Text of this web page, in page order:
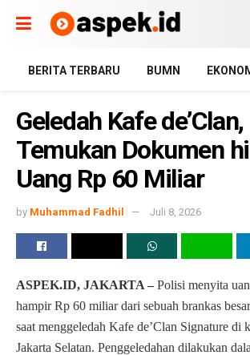
BERITA TERBARU BUMN
Geledah Kafe
Temukan Dokumen
Uang Rp 60 Miliar
by Muhammad Fadhil Juli 8, 2026
ASPEK.ID, JAKARTA – Polisi menyita
hampir Rp 60 miliar dari sebuah brankas
saat menggeledah Kafe de’Clan Signature di
Jakarta Selatan. Penggeledahan dilakukan